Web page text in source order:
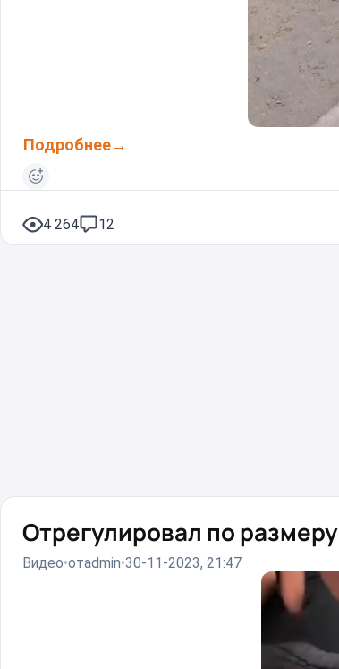
Подробнее
4 264 12
Отрегулировал по размеру⁠⁠
Видео отadmin 30-11-2023, 21:47